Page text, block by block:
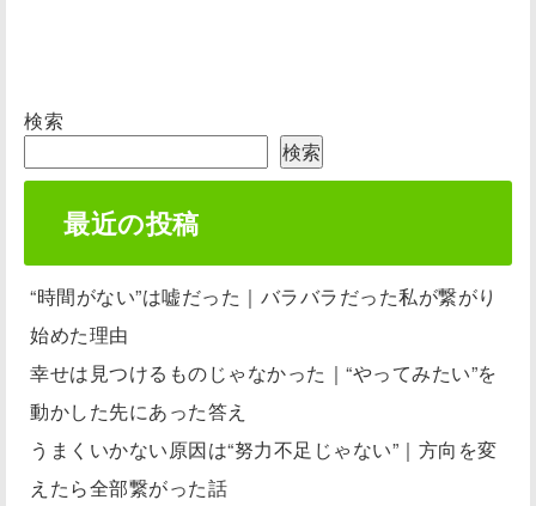
検索
検索
最近の投稿
“時間がない”は嘘だった｜バラバラだった私が繋がり
始めた理由
幸せは見つけるものじゃなかった｜“やってみたい”を
動かした先にあった答え
うまくいかない原因は“努力不足じゃない”｜方向を変
えたら全部繋がった話